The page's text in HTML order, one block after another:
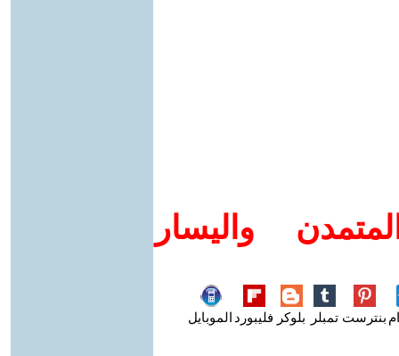
واليسار
بنترست تمبلر بلوكر فليبورد الموبايل